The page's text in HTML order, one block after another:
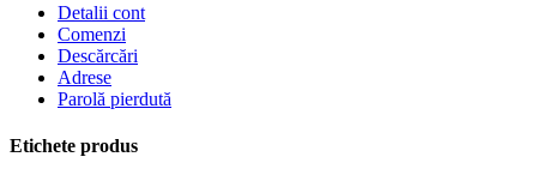
Detalii cont
Comenzi
Descărcări
Adrese
Parolă pierdută
Etichete produs